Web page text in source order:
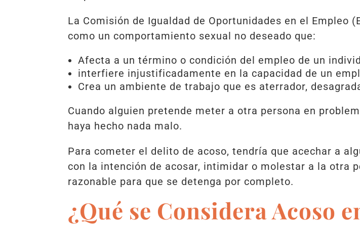
La Comisión de Igualdad de Oportunidades en el Empleo
como un comportamiento sexual no deseado que:
Afecta a un término o condición del empleo de un
interfiere injustificadamente en la capacidad de un
Crea un ambiente de trabajo que es aterrador,
Cuando alguien pretende meter a otra persona en
haya hecho nada malo.
Para cometer el delito de acoso, tendría que acechar a
con la intención de acosar, intimidar o molestar a la otra
razonable para que se detenga por completo.
¿Qué se Considera Acoso